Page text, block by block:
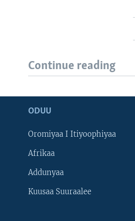
Continue reading
ODUU
Oromiyaa I Itiyoophiyaa
Afrikaa
Addunyaa
Kuusaa Suuraalee